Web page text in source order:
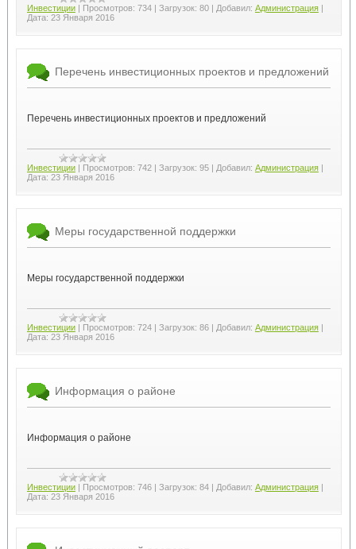
Инвестиции| Просмотров: 734| Загрузок: 80| Добавил: Администрация|
Дата: 23 Января 2016
Перечень инвестиционных проектов и предложений
Перечень инвестиционных проектов и предложений
Инвестиции| Просмотров: 742| Загрузок: 95| Добавил: Администрация|
Дата: 23 Января 2016
Меры государственной поддержки
Меры государственной поддержки
Инвестиции| Просмотров: 724| Загрузок: 86| Добавил: Администрация|
Дата: 23 Января 2016
Информация о районе
Информация о районе
Инвестиции| Просмотров: 746| Загрузок: 84| Добавил: Администрация|
Дата: 23 Января 2016